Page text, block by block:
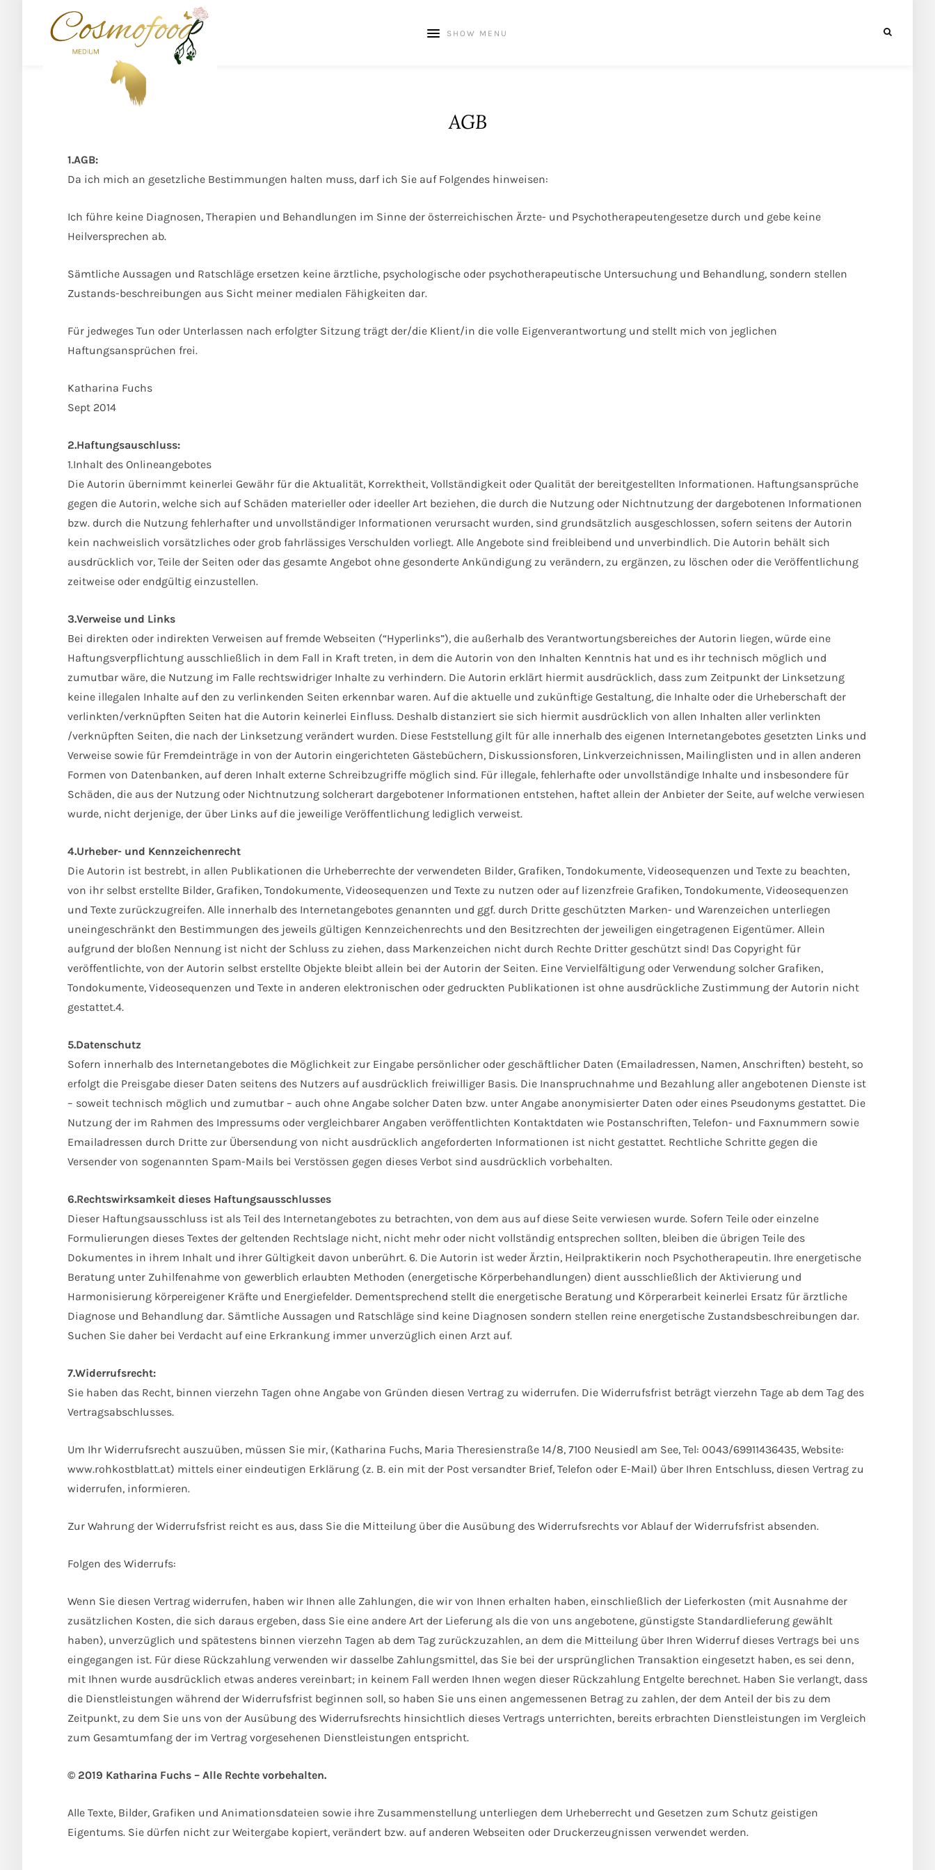
SHOW MENU
AGB
1.AGB:
Da ich mich an gesetzliche Bestimmungen halten muss, darf ich Sie auf Folgendes hinweisen:
Ich führe keine Diagnosen, Therapien und Behandlungen im Sinne der österreichischen Ärzte- und Psychotherapeutengesetze durch und gebe keine
Heilversprechen ab.
Sämtliche Aussagen und Ratschläge ersetzen keine ärztliche, psychologische oder psychotherapeutische Untersuchung und Behandlung, sondern stellen
Zustands-beschreibungen aus Sicht meiner medialen Fähigkeiten dar.
Für jedweges Tun oder Unterlassen nach erfolgter Sitzung trägt der/die Klient/in die volle Eigenverantwortung und stellt mich von jeglichen
Haftungsansprüchen frei.
Katharina Fuchs
Sept 2014
2.Haftungsauschluss:
1.Inhalt des Onlineangebotes
Die Autorin übernimmt keinerlei Gewähr für die Aktualität, Korrektheit, Vollständigkeit oder Qualität der bereitgestellten Informationen. Haftungsansprüche
gegen die Autorin, welche sich auf Schäden materieller oder ideeller Art beziehen, die durch die Nutzung oder Nichtnutzung der dargebotenen Informationen
bzw. durch die Nutzung fehlerhafter und unvollständiger Informationen verursacht wurden, sind grundsätzlich ausgeschlossen, sofern seitens der Autorin
kein nachweislich vorsätzliches oder grob fahrlässiges Verschulden vorliegt. Alle Angebote sind freibleibend und unverbindlich. Die Autorin behält sich
ausdrücklich vor, Teile der Seiten oder das gesamte Angebot ohne gesonderte Ankündigung zu verändern, zu ergänzen, zu löschen oder die Veröffentlichung
zeitweise oder endgültig einzustellen.
3.Verweise und Links
Bei direkten oder indirekten Verweisen auf fremde Webseiten (“Hyperlinks”), die außerhalb des Verantwortungsbereiches der Autorin liegen, würde eine
Haftungsverpflichtung ausschließlich in dem Fall in Kraft treten, in dem die Autorin von den Inhalten Kenntnis hat und es ihr technisch möglich und
zumutbar wäre, die Nutzung im Falle rechtswidriger Inhalte zu verhindern. Die Autorin erklärt hiermit ausdrücklich, dass zum Zeitpunkt der Linksetzung
keine illegalen Inhalte auf den zu verlinkenden Seiten erkennbar waren. Auf die aktuelle und zukünftige Gestaltung, die Inhalte oder die Urheberschaft der
verlinkten/verknüpften Seiten hat die Autorin keinerlei Einfluss. Deshalb distanziert sie sich hiermit ausdrücklich von allen Inhalten aller verlinkten
/verknüpften Seiten, die nach der Linksetzung verändert wurden. Diese Feststellung gilt für alle innerhalb des eigenen Internetangebotes gesetzten Links und
Verweise sowie für Fremdeinträge in von der Autorin eingerichteten Gästebüchern, Diskussionsforen, Linkverzeichnissen, Mailinglisten und in allen anderen
Formen von Datenbanken, auf deren Inhalt externe Schreibzugriffe möglich sind. Für illegale, fehlerhafte oder unvollständige Inhalte und insbesondere für
Schäden, die aus der Nutzung oder Nichtnutzung solcherart dargebotener Informationen entstehen, haftet allein der Anbieter der Seite, auf welche verwiesen
wurde, nicht derjenige, der über Links auf die jeweilige Veröffentlichung lediglich verweist.
4.Urheber- und Kennzeichenrecht
Die Autorin ist bestrebt, in allen Publikationen die Urheberrechte der verwendeten Bilder, Grafiken, Tondokumente, Videosequenzen und Texte zu beachten,
von ihr selbst erstellte Bilder, Grafiken, Tondokumente, Videosequenzen und Texte zu nutzen oder auf lizenzfreie Grafiken, Tondokumente, Videosequenzen
und Texte zurückzugreifen. Alle innerhalb des Internetangebotes genannten und ggf. durch Dritte geschützten Marken- und Warenzeichen unterliegen
uneingeschränkt den Bestimmungen des jeweils gültigen Kennzeichenrechts und den Besitzrechten der jeweiligen eingetragenen Eigentümer. Allein
aufgrund der bloßen Nennung ist nicht der Schluss zu ziehen, dass Markenzeichen nicht durch Rechte Dritter geschützt sind! Das Copyright für
veröffentlichte, von der Autorin selbst erstellte Objekte bleibt allein bei der Autorin der Seiten. Eine Vervielfältigung oder Verwendung solcher Grafiken,
Tondokumente, Videosequenzen und Texte in anderen elektronischen oder gedruckten Publikationen ist ohne ausdrückliche Zustimmung der Autorin nicht
gestattet.4.
5.Datenschutz
Sofern innerhalb des Internetangebotes die Möglichkeit zur Eingabe persönlicher oder geschäftlicher Daten (Emailadressen, Namen, Anschriften) besteht, so
erfolgt die Preisgabe dieser Daten seitens des Nutzers auf ausdrücklich freiwilliger Basis. Die Inanspruchnahme und Bezahlung aller angebotenen Dienste ist
– soweit technisch möglich und zumutbar – auch ohne Angabe solcher Daten bzw. unter Angabe anonymisierter Daten oder eines Pseudonyms gestattet. Die
Nutzung der im Rahmen des Impressums oder vergleichbarer Angaben veröffentlichten Kontaktdaten wie Postanschriften, Telefon- und Faxnummern sowie
Emailadressen durch Dritte zur Übersendung von nicht ausdrücklich angeforderten Informationen ist nicht gestattet. Rechtliche Schritte gegen die
Versender von sogenannten Spam-Mails bei Verstössen gegen dieses Verbot sind ausdrücklich vorbehalten.
6.Rechtswirksamkeit dieses Haftungsausschlusses
Dieser Haftungsausschluss ist als Teil des Internetangebotes zu betrachten, von dem aus auf diese Seite verwiesen wurde. Sofern Teile oder einzelne
Formulierungen dieses Textes der geltenden Rechtslage nicht, nicht mehr oder nicht vollständig entsprechen sollten, bleiben die übrigen Teile des
Dokumentes in ihrem Inhalt und ihrer Gültigkeit davon unberührt. 6. Die Autorin ist weder Ärztin, Heilpraktikerin noch Psychotherapeutin. Ihre energetische
Beratung unter Zuhilfenahme von gewerblich erlaubten Methoden (energetische Körperbehandlungen) dient ausschließlich der Aktivierung und
Harmonisierung körpereigener Kräfte und Energiefelder. Dementsprechend stellt die energetische Beratung und Körperarbeit keinerlei Ersatz für ärztliche
Diagnose und Behandlung dar. Sämtliche Aussagen und Ratschläge sind keine Diagnosen sondern stellen reine energetische Zustandsbeschreibungen dar.
Suchen Sie daher bei Verdacht auf eine Erkrankung immer unverzüglich einen Arzt auf.
7.Widerrufsrecht:
Sie haben das Recht, binnen vierzehn Tagen ohne Angabe von Gründen diesen Vertrag zu widerrufen. Die Widerrufsfrist beträgt vierzehn Tage ab dem Tag des
Vertragsabschlusses.
Um Ihr Widerrufsrecht auszuüben, müssen Sie mir, (Katharina Fuchs, Maria Theresienstraße 14/8, 7100 Neusiedl am See, Tel: 0043/69911436435, Website:
www.rohkostblatt.at) mittels einer eindeutigen Erklärung (z. B. ein mit der Post versandter Brief, Telefon oder E-Mail) über Ihren Entschluss, diesen Vertrag zu
widerrufen, informieren.
Zur Wahrung der Widerrufsfrist reicht es aus, dass Sie die Mitteilung über die Ausübung des Widerrufsrechts vor Ablauf der Widerrufsfrist absenden.
Folgen des Widerrufs:
Wenn Sie diesen Vertrag widerrufen, haben wir Ihnen alle Zahlungen, die wir von Ihnen erhalten haben, einschließlich der Lieferkosten (mit Ausnahme der
zusätzlichen Kosten, die sich daraus ergeben, dass Sie eine andere Art der Lieferung als die von uns angebotene, günstigste Standardlieferung gewählt
haben), unverzüglich und spätestens binnen vierzehn Tagen ab dem Tag zurückzuzahlen, an dem die Mitteilung über Ihren Widerruf dieses Vertrags bei uns
eingegangen ist. Für diese Rückzahlung verwenden wir dasselbe Zahlungsmittel, das Sie bei der ursprünglichen Transaktion eingesetzt haben, es sei denn,
mit Ihnen wurde ausdrücklich etwas anderes vereinbart; in keinem Fall werden Ihnen wegen dieser Rückzahlung Entgelte berechnet. Haben Sie verlangt, dass
die Dienstleistungen während der Widerrufsfrist beginnen soll, so haben Sie uns einen angemessenen Betrag zu zahlen, der dem Anteil der bis zu dem
Zeitpunkt, zu dem Sie uns von der Ausübung des Widerrufsrechts hinsichtlich dieses Vertrags unterrichten, bereits erbrachten Dienstleistungen im Vergleich
zum Gesamtumfang der im Vertrag vorgesehenen Dienstleistungen entspricht.
© 2019 Katharina Fuchs – Alle Rechte vorbehalten.
Alle Texte, Bilder, Grafiken und Animationsdateien sowie ihre Zusammenstellung unterliegen dem Urheberrecht und Gesetzen zum Schutz geistigen
Eigentums. Sie dürfen nicht zur Weitergabe kopiert, verändert bzw. auf anderen Webseiten oder Druckerzeugnissen verwendet werden.